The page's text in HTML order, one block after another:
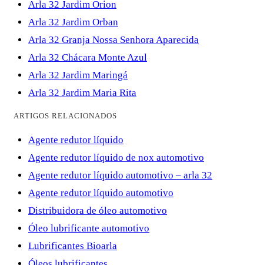
Arla 32 Jardim Orion
Arla 32 Jardim Orban
Arla 32 Granja Nossa Senhora Aparecida
Arla 32 Chácara Monte Azul
Arla 32 Jardim Maringá
Arla 32 Jardim Maria Rita
ARTIGOS RELACIONADOS
Agente redutor líquido
Agente redutor líquido de nox automotivo
Agente redutor líquido automotivo – arla 32
Agente redutor líquido automotivo
Distribuidora de óleo automotivo
Óleo lubrificante automotivo
Lubrificantes Bioarla